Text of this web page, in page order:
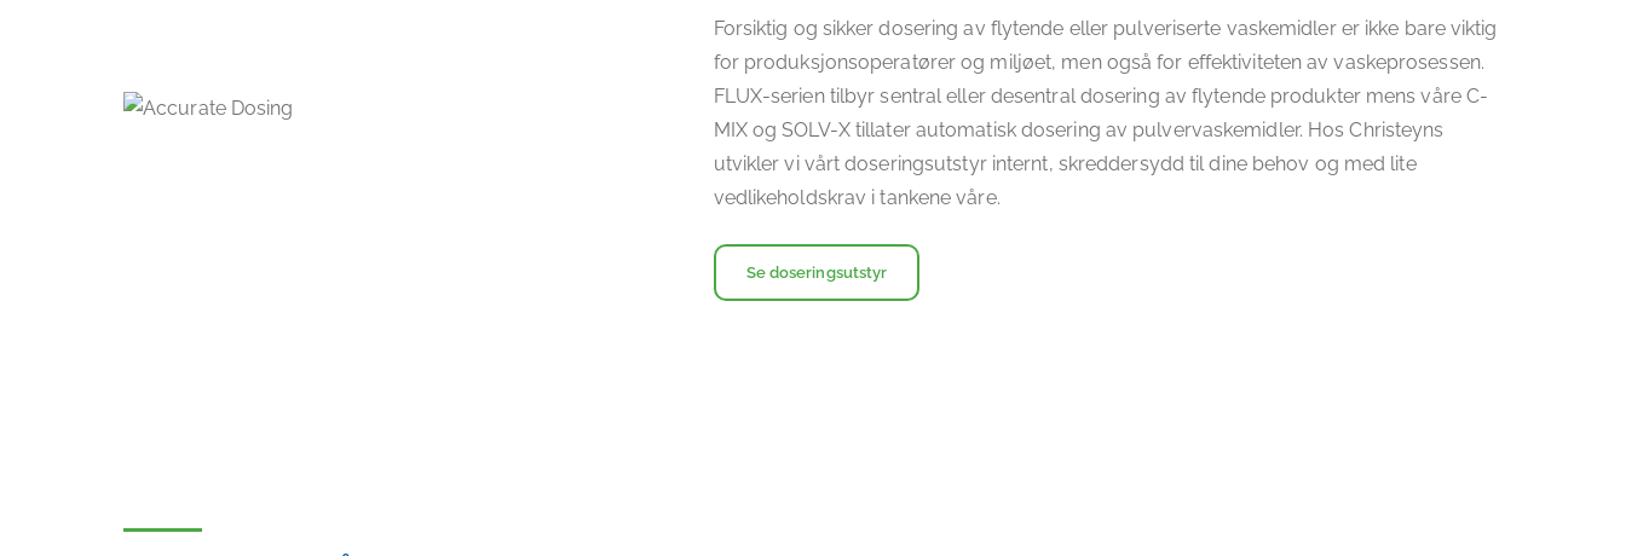
Forsiktig og sikker dosering av flytende eller pulveriserte vaskemidler er ikke bare viktig
for produksjonsoperatører og miljøet, men også for effektiviteten av vaskeprosessen.
FLUX-serien tilbyr sentral eller desentral dosering av flytende produkter mens våre C-
MIX og SOLV-X tillater automatisk dosering av pulvervaskemidler. Hos Christeyns
utvikler vi vårt doseringsutstyr internt, skreddersydd til dine behov og med lite
vedlikeholdskrav i tankene våre.
Se doseringsutstyr